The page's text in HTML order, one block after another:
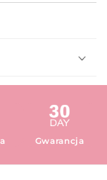
Gwarancja